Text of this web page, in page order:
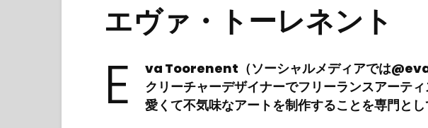
エヴァ・トーレネント
E
va Toorenent（ソーシャルメディアでは
クリーチャーデザイナーでフリーランスアーテ
愛くて不気味なアートを制作することを専門とし